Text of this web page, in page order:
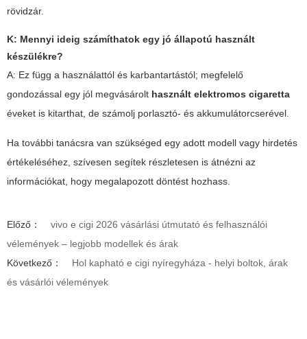
rövidzár.
K: Mennyi ideig számíthatok egy jó állapotú használt
készülékre?
A: Ez függ a használattól és karbantartástól; megfelelő
gondozással egy jól megvásárolt használt elektromos cigaretta
éveket is kitarthat, de számolj porlasztó- és akkumulátorcserével.
Ha további tanácsra van szükséged egy adott modell vagy hirdetés
értékeléséhez, szívesen segítek részletesen is átnézni az
információkat, hogy megalapozott döntést hozhass.
Előző：
vivo e cigi 2026 vásárlási útmutató és felhasználói
vélemények – legjobb modellek és árak
Következő：
Hol kapható e cigi nyíregyháza - helyi boltok, árak
és vásárlói vélemények